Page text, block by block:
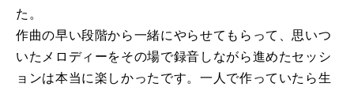
た。
作曲の早い段階から一緒にやらせてもらって、思いつ
いたメロディーをその場で録音しながら進めたセッシ
ョンは本当に楽しかったです。一人で作っていたら生